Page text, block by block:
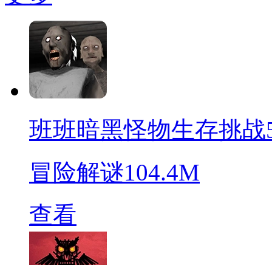
班班暗黑怪物生存挑战
冒险解谜104.4M
查看